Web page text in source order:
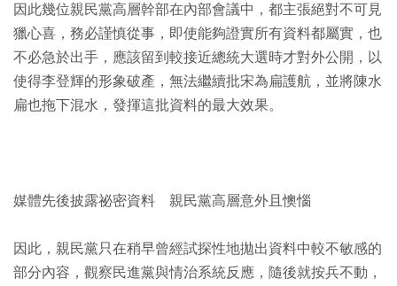
因此幾位親民黨高層幹部在內部會議中，都主張絕對不可見
獵心喜，務必謹慎從事，即使能夠證實所有資料都屬實，也
不必急於出手，應該留到較接近總統大選時才對外公開，以
使得李登輝的形象破產，無法繼續批宋為扁護航，並將陳水
扁也拖下混水，發揮這批資料的最大效果。
媒體先後披露祕密資料 親民黨高層意外且懊惱
因此，親民黨只在稍早曾經試探性地拋出資料中較不敏感的
部分內容，觀察民進黨與情治系統反應，隨後就按兵不動，